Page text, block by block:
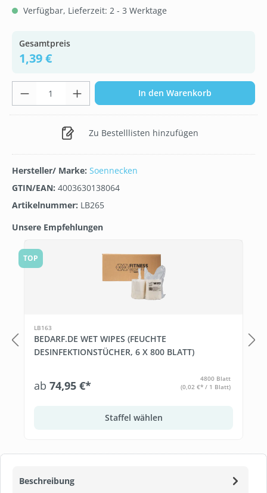
Beschreibung
Verfügbar, Lieferzeit: 2 - 3 Werktage
Gesamtpreis
1,39 €
Produkt Anzahl: Gib den gewünschten
In den Warenkorb
Zu Bestelllisten hinzufügen
Hersteller/ Marke: Soennecken
GTIN/EAN: 4003630138064
Artikelnummer: LB265
Unsere Empfehlungen
TOP
LB163
BEDARF.DE WET WIPES (FEUCHTE
DESINFEKTIONSTÜCHER, 6 X 800 BLATT)
ab 74,95 €*
4800 Blatt
(0,02 €* / 1 Blatt)
Staffel wählen